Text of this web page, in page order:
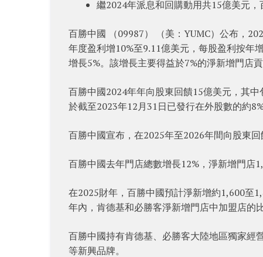
繼2024年派息和回購動用共15億美元
百勝中國 （09987） （美：YUMC）公布，
年度盈利增10%至9.11億美元，每股盈利按年
增長5%。該增長主要得益於7%的淨新增門店
百勝中國2024年年向股東回饋15億美元，其
於截至2023年12月31日已發行在外股數的約8%
百勝中國宣布，在2025年至2026年間向股東回
百勝中國去年門店總數增長12%，淨新增門店
在2025財年，百勝中國預計淨新增約1,600至
年內，肯德基和必勝客淨新增門店中加盟店的
百勝中國持有肯德基、必勝客大陸地區獨家經
等新興品牌。